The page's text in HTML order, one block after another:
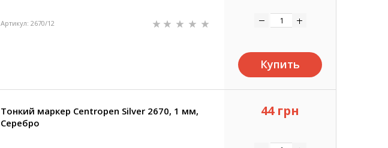
Артикул: 2670/12
Купить
Тонкий маркер Centropen Silver 2670, 1 мм,
Серебро
44 грн